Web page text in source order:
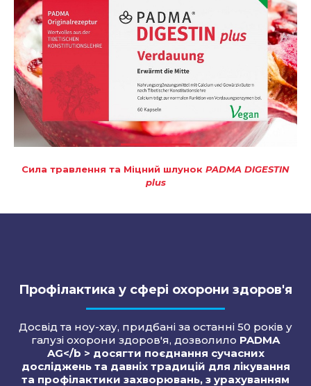
Сила травлення та Міцний шлунок PADMA DIGESTIN
plus
Профілактика у сфері охорони здоров'я
Досвід та ноу-хау, придбані за останні 50 років у
галузі охорони здоров'я, дозволило PADMA
AG</b > досягти поєднання сучасних
досліджень та давніх традицій для лікування
та профілактики захворювань, з урахуванням